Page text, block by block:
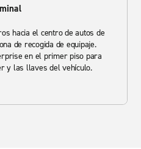
hacia el centro de autos de
de recogida de equipaje.
en el primer piso para
y las llaves del vehículo.